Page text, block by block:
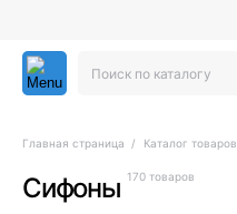
Главная страница Каталог товаров
Сифоны 170 товаров